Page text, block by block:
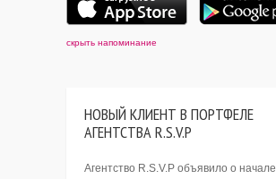
КОНТАКТЫ
скрыть напоминание
НОВЫЙ КЛИЕНТ В ПОРТФЕЛЕ
АГЕНТСТВА R.S.V.P
Агентство R.S.V.P объявило о начале